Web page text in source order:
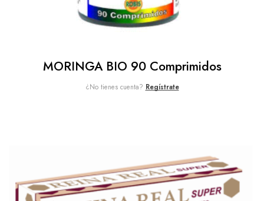
MORINGA BIO 90 Comprimidos
¿No tienes cuenta? Regístrate